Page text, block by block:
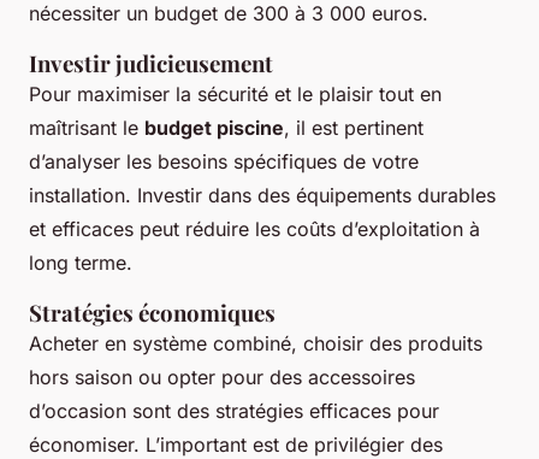
nécessiter un budget de 300 à 3 000 euros.
Investir judicieusement
Pour maximiser la sécurité et le plaisir tout en
maîtrisant le budget piscine, il est pertinent
d’analyser les besoins spécifiques de votre
installation. Investir dans des équipements durables
et efficaces peut réduire les coûts d’exploitation à
long terme.
Stratégies économiques
Acheter en système combiné, choisir des produits
hors saison ou opter pour des accessoires
d’occasion sont des stratégies efficaces pour
économiser. L’important est de privilégier des